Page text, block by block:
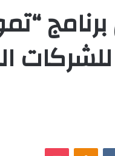
Odnoklassniki
‫Pocket